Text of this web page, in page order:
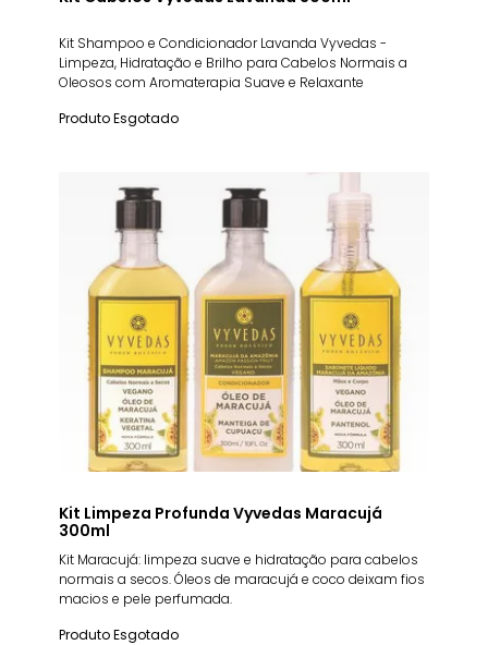
Kit Shampoo e Condicionador Lavanda Vyvedas -
Limpeza, Hidratação e Brilho para Cabelos Normais a
Oleosos com Aromaterapia Suave e Relaxante
Produto Esgotado
Kit Limpeza Profunda Vyvedas Maracujá
300ml
Kit Maracujá: limpeza suave e hidratação para cabelos
normais a secos. Óleos de maracujá e coco deixam fios
macios e pele perfumada.
Produto Esgotado